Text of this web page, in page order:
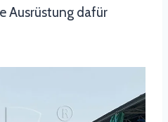
Ausrüstung dafür